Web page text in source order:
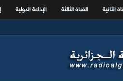
الثانية القناة الثالثة الإذاعة الدولية